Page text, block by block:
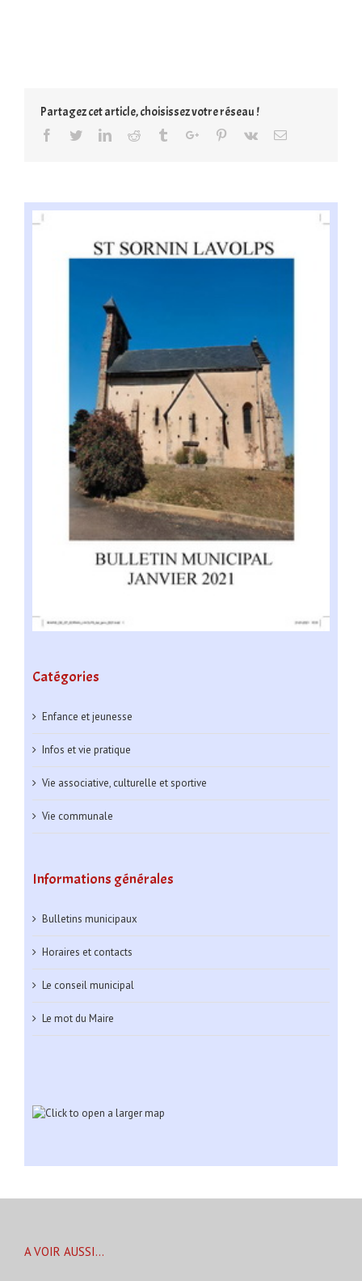
Partagez cet article, choisissez votre réseau !
Facebook
TwitterLinkedinReddit TumblrGoogle+Pinterest
Vk Email
Catégories
Enfance et jeunesse
Infos et vie pratique
Vie associative, culturelle et sportive
Vie communale
Informations générales
Bulletins municipaux
Horaires et contacts
Le conseil municipal
Le mot du Maire
A VOIR AUSSI…